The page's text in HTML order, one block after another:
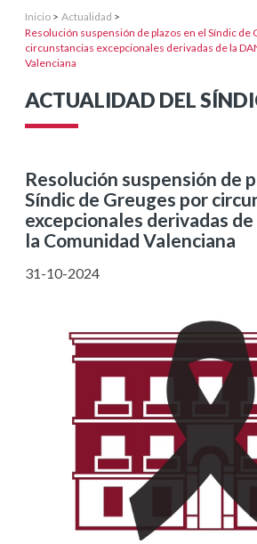
Inicio > Actualidad >
Resolución suspensión de plazos en el Síndic de
circunstancias excepcionales derivadas de la
Valenciana
ACTUALIDAD DEL
Resolución suspensión de
Síndic de Greuges por
excepcionales derivadas
la Comunidad Valenciana
31-10-2024